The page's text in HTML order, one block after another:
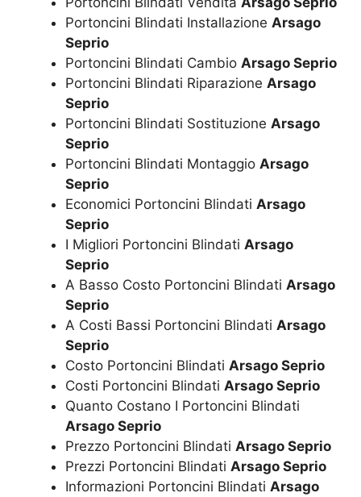
Portoncini Blindati Installazione Arsago
Seprio
Portoncini Blindati Cambio Arsago Seprio
Portoncini Blindati Riparazione Arsago
Seprio
Portoncini Blindati Sostituzione Arsago
Seprio
Portoncini Blindati Montaggio Arsago
Seprio
Economici Portoncini Blindati Arsago
Seprio
I Migliori Portoncini Blindati Arsago
Seprio
A Basso Costo Portoncini Blindati Arsago
Seprio
A Costi Bassi Portoncini Blindati Arsago
Seprio
Costo Portoncini Blindati Arsago Seprio
Costi Portoncini Blindati Arsago Seprio
Quanto Costano I Portoncini Blindati
Arsago Seprio
Prezzo Portoncini Blindati Arsago Seprio
Prezzi Portoncini Blindati Arsago Seprio
Informazioni Portoncini Blindati Arsago